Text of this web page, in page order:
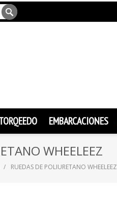
EMBARCACIONES
WHEELEEZ
RUEDAS DE POLIURETANO WHEELEEZ